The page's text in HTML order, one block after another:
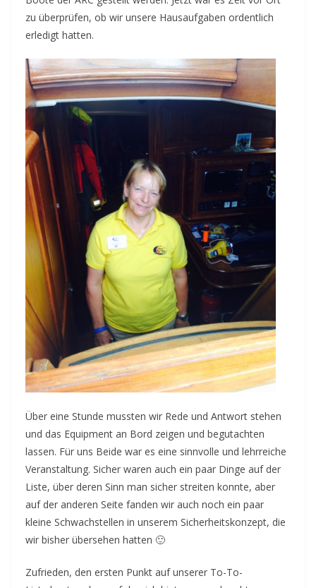
zu überprüfen, ob wir unsere Hausaufgaben ordentlich
erledigt hatten.
Über eine Stunde mussten wir Rede und Antwort stehen
und das Equipment an Bord zeigen und begutachten
lassen. Für uns Beide war es eine sinnvolle und lehrreiche
Veranstaltung. Sicher waren auch ein paar Dinge auf der
Liste, über deren Sinn man sicher streiten konnte, aber
auf der anderen Seite fanden wir auch noch ein paar
kleine Schwachstellen in unserem Sicherheitskonzept, die
wir bisher übersehen hatten 🙂
Zufrieden, den ersten Punkt auf unserer To-To-